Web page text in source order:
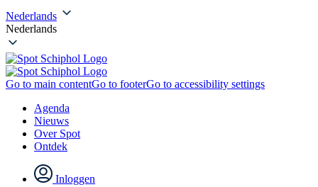
Nederlands
Nederlands
Go to main contentGo to footerGo to accessibility settings
Agenda
Nieuws
Over Spot
Ontdek
Inloggen